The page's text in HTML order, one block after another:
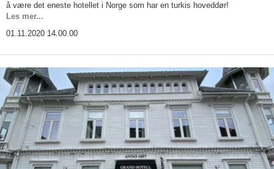
å være det eneste hotellet i Norge som har en turkis hoveddør!
Les mer...
01.11.2020 14.00.00